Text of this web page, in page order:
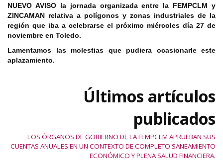
NUEVO AVISO la jornada organizada entre la FEMPCLM y
ZINCAMAN relativa a polígonos y zonas industriales de la
región que iba a celebrarse el próximo miércoles día 27 de
noviembre en Toledo.
Lamentamos las molestias que pudiera ocasionarle este
aplazamiento.
Últimos artículos
publicados
LOS ÓRGANOS DE GOBIERNO DE LA FEMPCLM APRUEBAN SUS
CUENTAS ANUALES EN UN CONTEXTO DE COMPLETO SANEAMIENTO
ECONÓMICO Y PLENA SALUD FINANCIERA.